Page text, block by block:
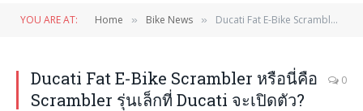
YOU ARE AT: Home » Bike News » Ducati Fat E-Bike Scrambler หรือนี่คือ Scrambler รุ่นเล็กที่ Ducati จะเปิดตัว?
Ducati Fat E-Bike Scrambler หรือนี่คือ
Scrambler รุ่นเล็กที่ Ducati จะเปิดตัว?
0